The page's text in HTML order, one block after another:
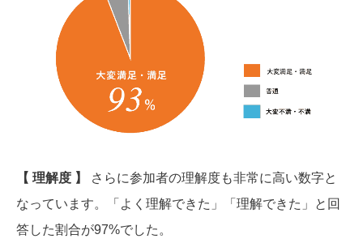
【 理解度 】
さらに参加者の理解度も非常に高い数字と
なっています。「よく理解できた」「理解できた」と回
答した割合が97%でした。